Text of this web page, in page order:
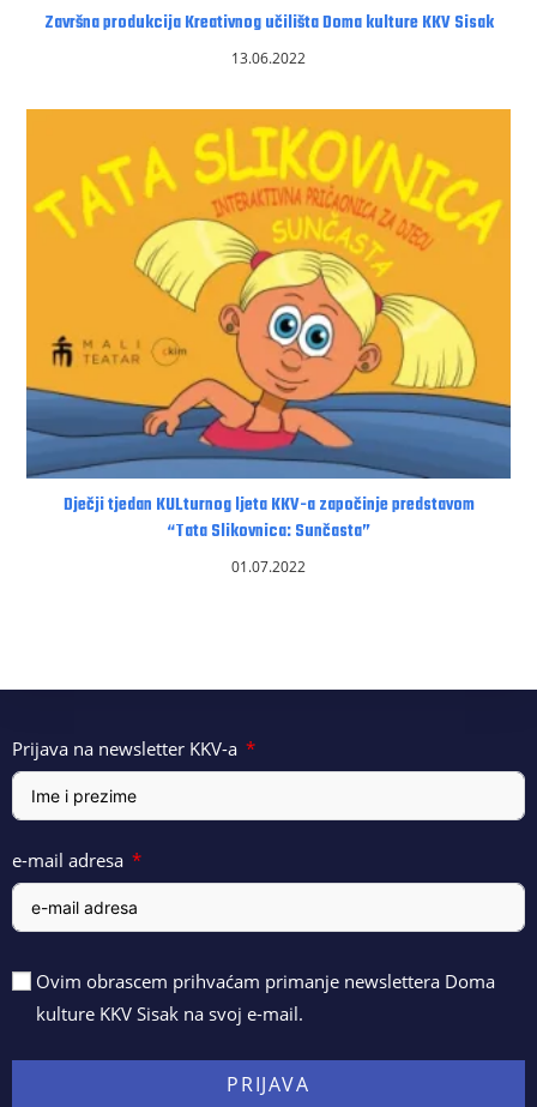
Završna produkcija Kreativnog učilišta Doma kulture KKV Sisak
13.06.2022
Dječji tjedan KULturnog ljeta KKV-a započinje predstavom
“Tata Slikovnica: Sunčasta”
01.07.2022
Prijava na newsletter KKV-a
e-mail adresa
Ovim obrascem prihvaćam primanje newslettera Doma
kulture KKV Sisak na svoj e-mail.
PRIJAVA